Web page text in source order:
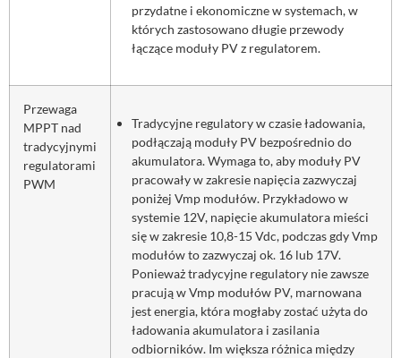
przydatne i ekonomiczne w systemach, w
których zastosowano długie przewody
łączące moduły PV z regulatorem.
Przewaga
MPPT nad
tradycyjnymi
regulatorami
PWM
Tradycyjne regulatory w czasie ładowania,
podłączają moduły PV bezpośrednio do
akumulatora. Wymaga to, aby moduły PV
pracowały w zakresie napięcia zazwyczaj
poniżej Vmp modułów. Przykładowo w
systemie 12V, napięcie akumulatora mieści
się w zakresie 10,8-15 Vdc, podczas gdy Vmp
modułów to zazwyczaj ok. 16 lub 17V.
Ponieważ tradycyjne regulatory nie zawsze
pracują w Vmp modułów PV, marnowana
jest energia, która mogłaby zostać użyta do
ładowania akumulatora i zasilania
odbiorników. Im większa różnica między